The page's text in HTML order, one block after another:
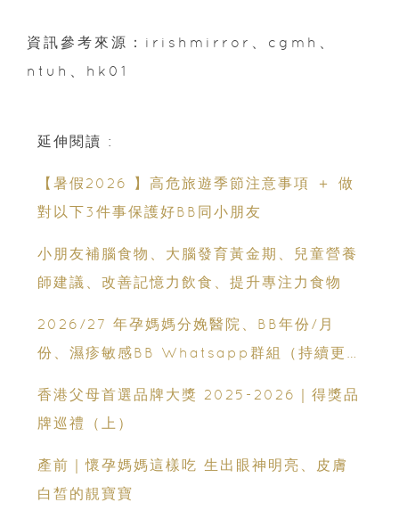
資訊參考來源：irishmirror、cgmh、
ntuh、hk01
延伸閱讀 :
【暑假2026 】高危旅遊季節注意事項 ＋ 做
對以下3件事保護好BB同小朋友
小朋友補腦食物、大腦發育黃金期、兒童營養
師建議、改善記憶力飲食、提升專注力食物
2026/27 年孕媽媽分娩醫院、BB年份/月
份、濕疹敏感BB Whatsapp群組（持續更
香港父母首選品牌大獎 2025-2026｜得獎品
牌巡禮（上）
產前｜懷孕媽媽這樣吃 生出眼神明亮、皮膚
白皙的靚寶寶